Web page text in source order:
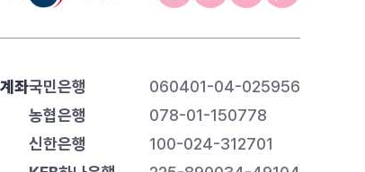
좌국민은행
060401-04-025956
농협은행
078-01-150778
신한은행
100-024-312701